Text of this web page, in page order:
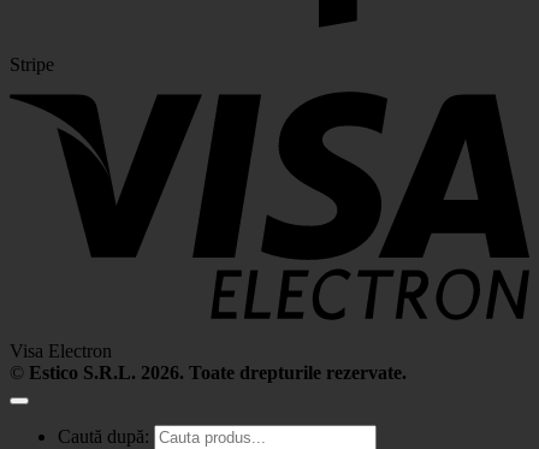
Stripe
Visa Electron
© Estico S.R.L. 2026. Toate drepturile rezervate.
Caută după: